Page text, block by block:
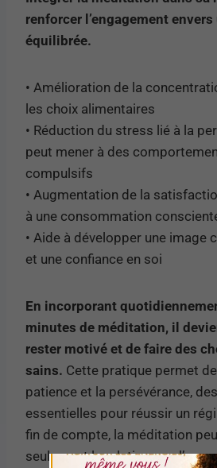
renforcer l’engagement
équilibrée.
• Amélioration de la
les choix alimentaires
• Réduction du stress lié à la
peut mener à des
compulsifs
• Augmentation de la
à une consommation
• Aide à développer une image
et une confiance en soi
En incorporant
minutes de méditation, il
rester motivé et de faire des
sains. Cette pratique permet
patience et la persévérance,
essentielles pour réussir un
fin de compte, la méditation
seulement la relation que l’on